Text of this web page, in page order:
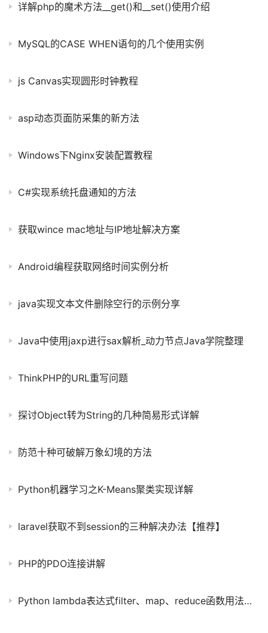
详解php的魔术方法__get()和__set()使用介绍
MySQL的CASE WHEN语句的几个使用实例
js Canvas实现圆形时钟教程
asp动态页面防采集的新方法
Windows下Nginx安装配置教程
C#实现系统托盘通知的方法
获取wince mac地址与IP地址解决方案
Android编程获取网络时间实例分析
java实现文本文件删除空行的示例分享
Java中使用jaxp进行sax解析_动力节点Java学院整理
ThinkPHP的URL重写问题
探讨Object转为String的几种简易形式详解
防范十种可破解万象幻境的方法
Python机器学习之K-Means聚类实现详解
laravel获取不到session的三种解决办法【推荐】
PHP的PDO连接讲解
Python lambda表达式filter、map、reduce函数用法解析